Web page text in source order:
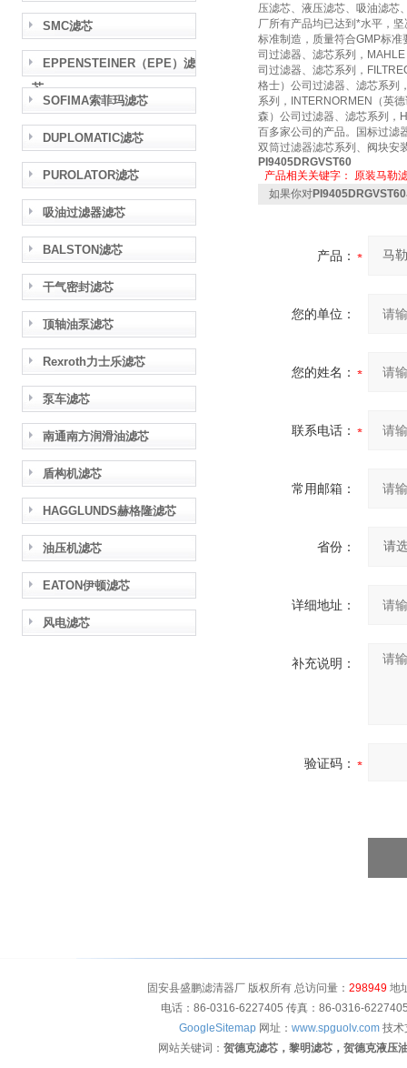
SMC滤芯
EPPENSTEINER（EPE）滤
芯
SOFIMA索菲玛滤芯
DUPLOMATIC滤芯
PUROLATOR滤芯
吸油过滤器滤芯
BALSTON滤芯
干气密封滤芯
顶轴油泵滤芯
Rexroth力士乐滤芯
泵车滤芯
南通南方润滑油滤芯
盾构机滤芯
HAGGLUNDS赫格隆滤芯
油压机滤芯
EATON伊顿滤芯
风电滤芯
压滤芯、液压滤芯、吸油滤芯
厂所有产品均已达到*水平，
标准制造，质量符合GMP标
司过滤器、滤芯系列，
司过滤器、滤芯系列，
格士）公司过滤器、滤芯系列
系列，INTERNORMEN（英
森）公司过滤器、滤芯系列，
百多家公司的产品。国标过滤
双筒过滤器滤芯系列、阀块安
PI9405DRGVST60
产品相关关键字： 原装马勒
如果你对
产品：
您的单位：
您的姓名：
联系电话：
常用邮箱：
省份：
详细地址：
补充说明：
验证码：
固安县盛鹏滤清器厂 版权所有 总访问量： 298949地
电话：86-0316-6227405 传真：86-0316-
GoogleSitemap 网址： www.spguolv.com 技术
网站关键词： 贺德克滤芯，黎明滤芯，贺德克液压